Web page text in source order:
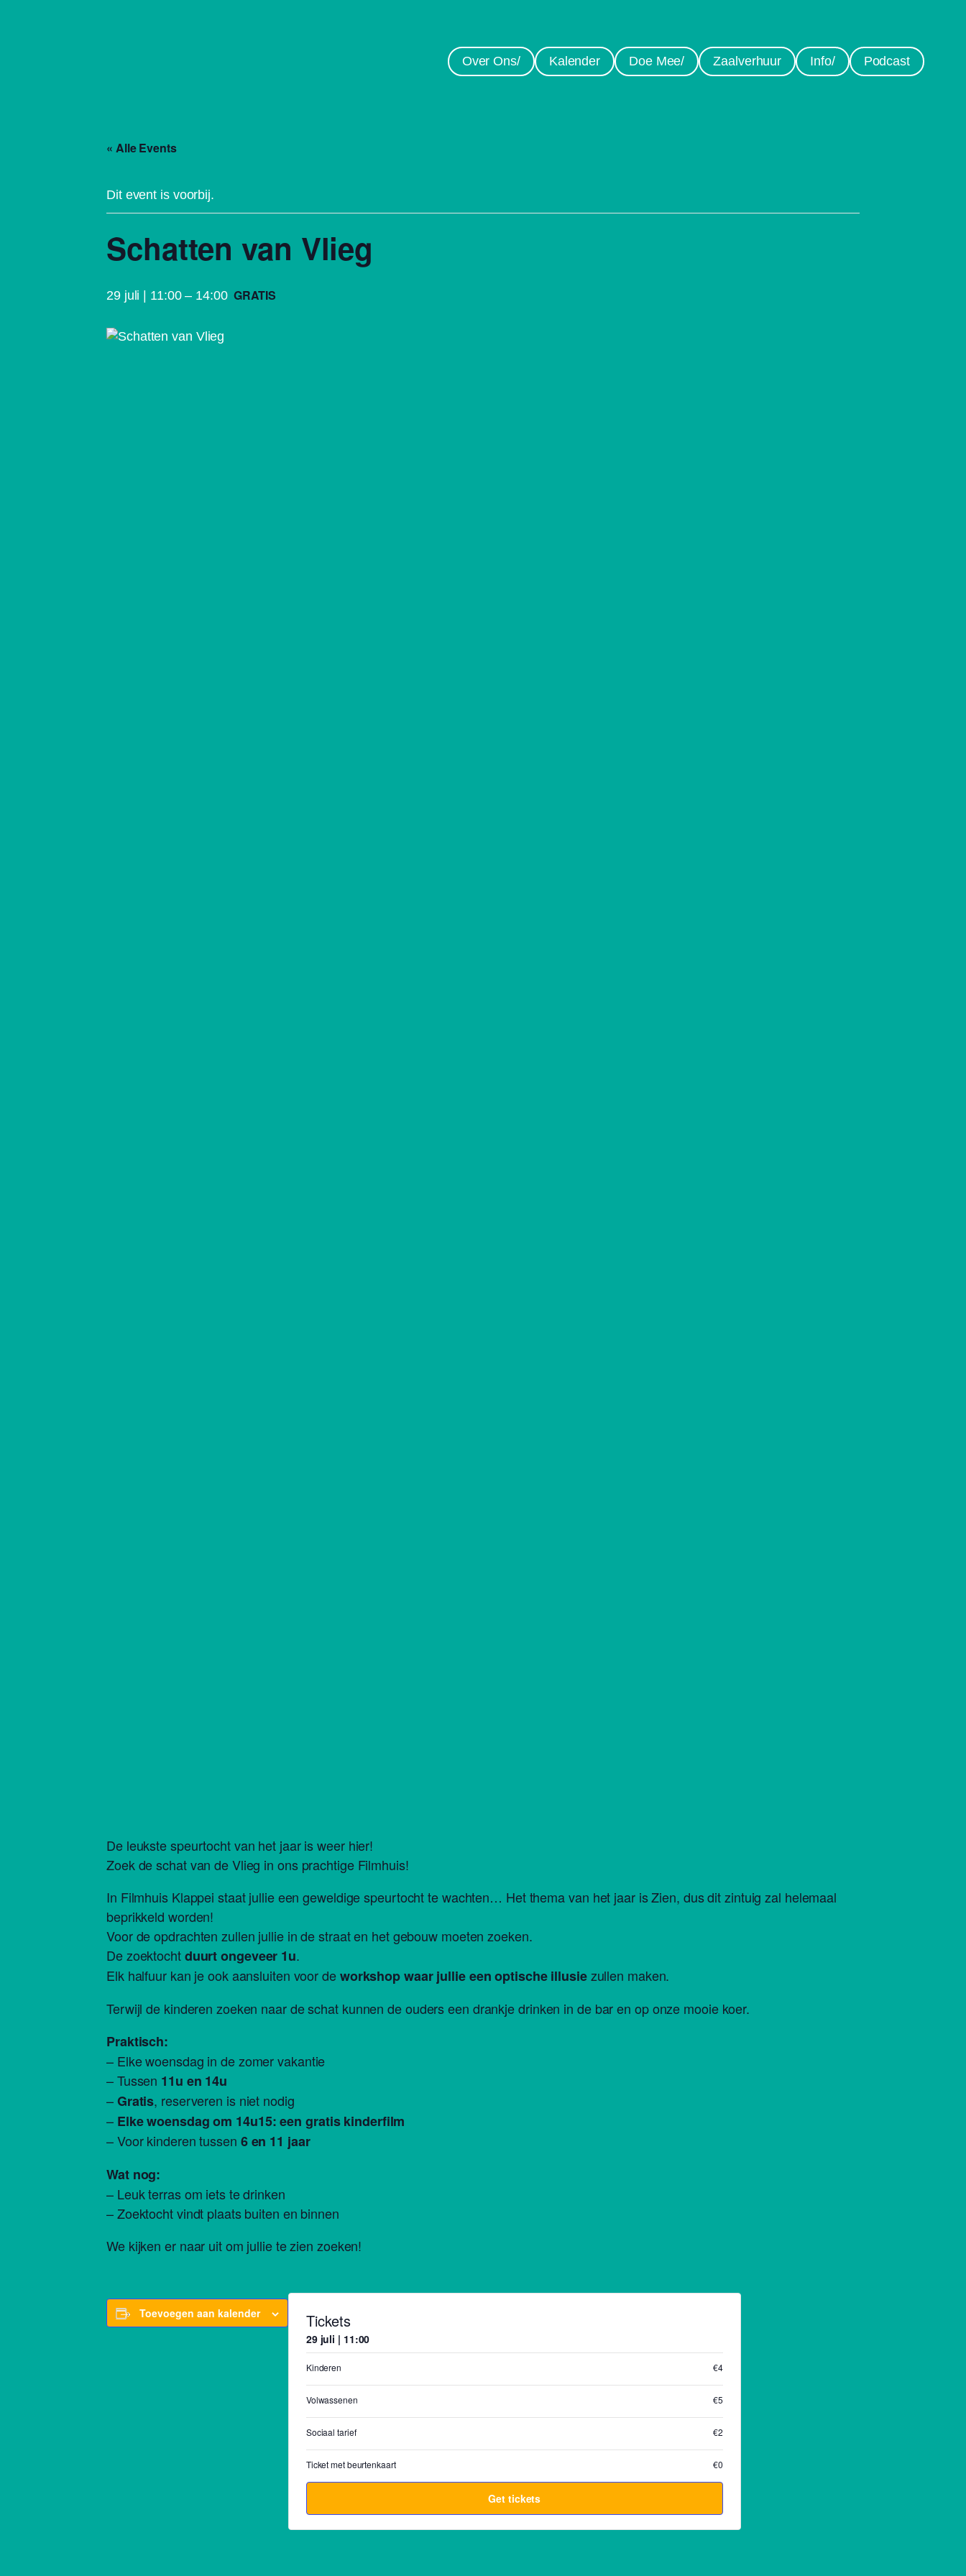
Over Ons/ Kalender Doe Mee/ Zaalverhuur Info/ Podcast
« Alle Events
Dit event is voorbij.
Schatten van Vlieg
29 juli | 11:00– 14:00 GRATIS
De leukste speurtocht van het jaar is weer hier!
Zoek de schat van de Vlieg in ons prachtige Filmhuis!
In Filmhuis Klappei staat jullie een geweldige speurtocht te wachten… Het thema van het jaar is Zien, dus dit zintuig zal helemaal
beprikkeld worden!
Voor de opdrachten zullen jullie in de straat en het gebouw moeten zoeken.
De zoektochtduurt ongeveer 1u.
Elk halfuur kan je ook aansluiten voor deworkshop waar jullie een optische illusiezullen maken.
Terwijl de kinderen zoeken naar de schat kunnen de ouders een drankje drinken in de bar en op onze mooie koer.
Praktisch:
– Elke woensdag in de zomer vakantie
– Tussen 11u en 14u
–Gratis, reserveren is niet nodig
– Elke woensdag om 14u15: een gratis kinderfilm
– Voor kinderen tussen 6 en 11 jaar
Wat nog:
– Leuk terras om iets te drinken
– Zoektocht vindt plaats buiten en binnen
We kijken er naar uit om jullie te zien zoeken!
Toevoegen aan kalender Tickets
29 juli | 11:00
Kinderen €4
Volwassenen €5
Sociaal tarief €2
Ticket met beurtenkaart €0
Get tickets